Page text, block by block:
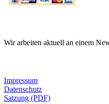
Wir arbeiten aktuell an einem
Impressum
Datenschutz
Satzung (PDF)